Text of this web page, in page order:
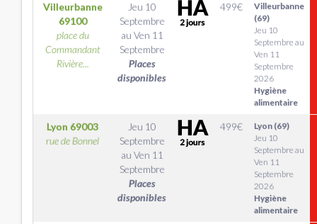
Villeurbanne
69100
place du
Commandant
Rivière...
Jeu 10
Septembre
au Ven 11
Septembre
Places
disponibles
499€
Villeurbanne
(69)
Jeu 10
Septembre au
Ven 11
Septembre
2026
Hygiène
alimentaire
Lyon 69003
rue de Bonnel
Jeu 10
Septembre
au Ven 11
Septembre
Places
disponibles
499€
Lyon (69)
Jeu 10
Septembre au
Ven 11
Septembre
2026
Hygiène
alimentaire